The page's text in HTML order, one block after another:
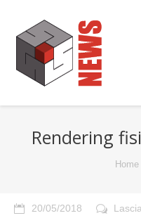
Rendering
Home
20/05/2018